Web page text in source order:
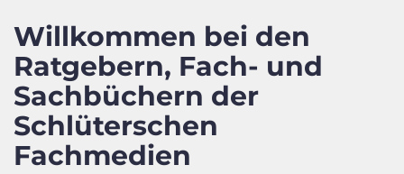
Willkommen bei den
Ratgebern, Fach- und
Sachbüchern der
Schlüterschen
Fachmedien